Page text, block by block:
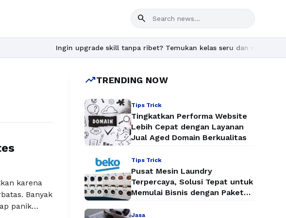
search
Ingin upgrade skill tanpa ribet? Temukan kelas seru dan materi
karena
Banyak
panik
trending_upTRENDING NOW
Tips Trick
Tingkatkan Performa Website
Lebih Cepat dengan Layanan
Jual Aged Domain Berkualitas
Tips Trick
Pusat Mesin Laundry
Terpercaya, Solusi Tepat untuk
Memulai Bisnis dengan Paket
Jasa